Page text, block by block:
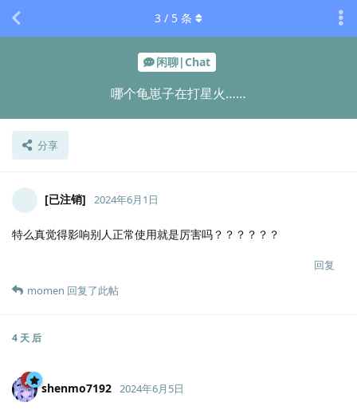
闲聊|Chat
哪个龟崽子在打星火……
分享
3 / 5 条
[已注销] 2024年6月1日
特么真觉得影响别人正常使用就是厉害吗？？？？？？
回复
momen 回复了此帖
4 天 后
shenmo7192 2024年6月5日